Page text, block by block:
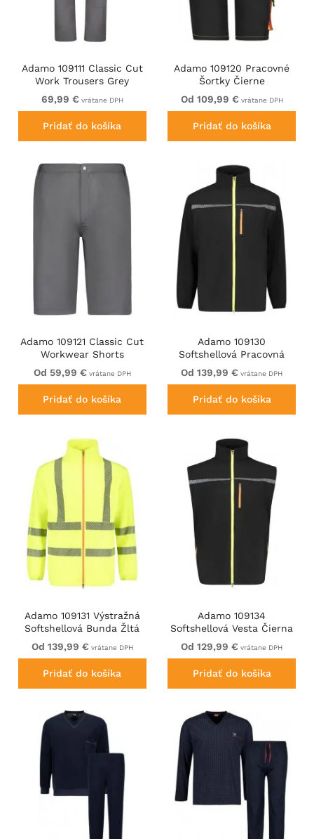
Adamo 109111 Classic Cut
Work Trousers Grey
69,99 € vrátane DPH
Pridať do košíka
Adamo 109120 Pracovné
Šortky Čierne
Od 109,99 € vrátane DPH
Pridať do košíka
Adamo 109121 Classic Cut
Workwear Shorts
Graphite Grey
Od 59,99 € vrátane DPH
Pridať do košíka
Adamo 109130
Softshellová Pracovná
Bunda Čierna
Od 139,99 € vrátane DPH
Pridať do košíka
Adamo 109131 Výstražná
Softshellová Bunda Žltá
Od 139,99 € vrátane DPH
Pridať do košíka
Adamo 109134
Softshellová Vesta Čierna
Od 129,99 € vrátane DPH
Pridať do košíka